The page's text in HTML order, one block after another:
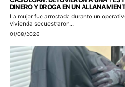
DINERO Y DROGA EN UN
La mujer fue arrestada durante un
vivienda secuestraron...
01/08/2026